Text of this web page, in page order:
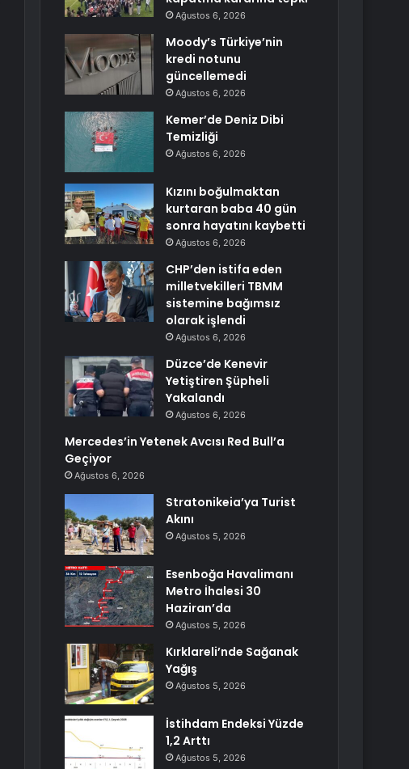
Ağustos 6, 2026
Moody’s Türkiye’nin
kredi notunu
güncellemedi
Ağustos 6, 2026
Kemer’de Deniz Dibi
Temizliği
Ağustos 6, 2026
Kızını boğulmaktan
kurtaran baba 40 gün
sonra hayatını kaybetti
Ağustos 6, 2026
CHP’den istifa eden
milletvekilleri TBMM
sistemine bağımsız
olarak işlendi
Ağustos 6, 2026
Düzce’de Kenevir
Yetiştiren Şüpheli
Yakalandı
Ağustos 6, 2026
Mercedes’in Yetenek Avcısı Red Bull’a
Geçiyor
Ağustos 6, 2026
Stratonikeia’ya Turist
Akını
Ağustos 5, 2026
Esenboğa Havalimanı
Metro İhalesi 30
Haziran’da
Ağustos 5, 2026
Kırklareli’nde Sağanak
Yağış
Ağustos 5, 2026
İstihdam Endeksi Yüzde
1,2 Arttı
Ağustos 5, 2026